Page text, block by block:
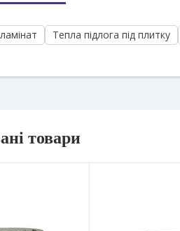
Тепла підлога під плитку
товари